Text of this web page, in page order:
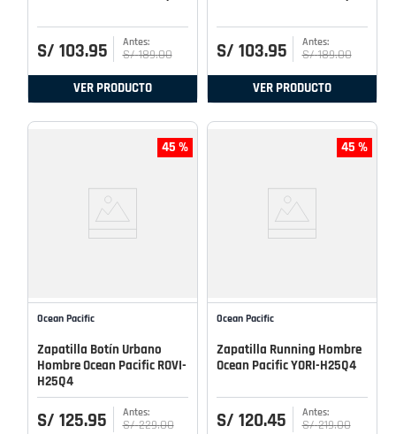
S/ 103.95 S/ 189.00
VER PRODUCTO
S/ 103.95 S/ 189.00
VER PRODUCTO
45 %
Ocean Pacific
Zapatilla Botín Urbano
Hombre Ocean Pacific ROVI-
H25Q4
S/ 125.95 S/ 229.00
45 %
Ocean Pacific
Zapatilla Running Hombre
Ocean Pacific YORI-H25Q4
S/ 120.45 S/ 219.00